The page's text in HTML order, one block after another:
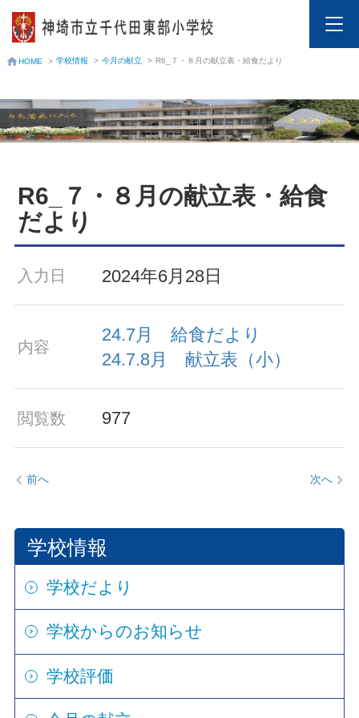
HOME > 学校情報 > 今月の献立 > R6_７・８月の献立表・給食だより
R6_７・８月の献立表・給食
だより
入力日 2024年6月28日
内容
24.7月 給食だより
24.7.8月 献立表（小）
閲覧数 977
前へ 次へ
学校情報
学校だより
学校からのお知らせ
学校評価